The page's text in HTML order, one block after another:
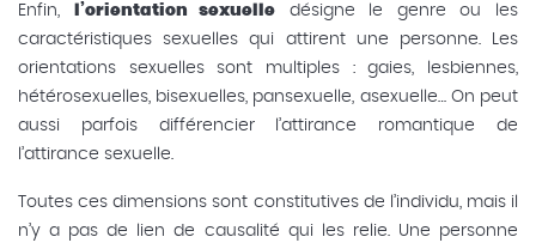
Enfin, l’orientation sexuelle désigne le genre ou les
caractéristiques sexuelles qui attirent une personne. Les
orientations sexuelles sont multiples : gaies, lesbiennes,
hétérosexuelles, bisexuelles, pansexuelle, asexuelle… On peut
aussi parfois différencier l’attirance romantique de
l’attirance sexuelle.
Toutes ces dimensions sont constitutives de l’individu, mais il
n’y a pas de lien de causalité qui les relie. Une personne